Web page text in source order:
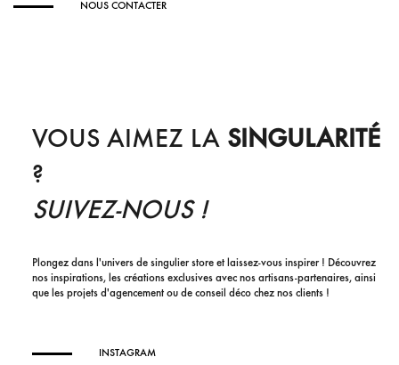
NOUS CONTACTER
VOUS AIMEZ LA SINGULARITÉ
?
SUIVEZ-NOUS !
Plongez dans l'univers de singulier store et laissez-vous inspirer ! Découvrez
nos inspirations, les créations exclusives avec nos artisans-partenaires, ainsi
que les projets d'agencement ou de conseil déco chez nos clients !
INSTAGRAM